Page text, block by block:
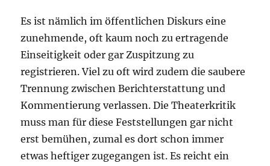
Es ist nämlich im öffentlichen Diskurs eine
zunehmende, oft kaum noch zu ertragende
Einseitigkeit oder gar Zuspitzung zu
registrieren. Viel zu oft wird zudem die saubere
Trennung zwischen Berichterstattung und
Kommentierung verlassen. Die Theaterkritik
muss man für diese Feststellungen gar nicht
erst bemühen, zumal es dort schon immer
etwas heftiger zugegangen ist. Es reicht ein